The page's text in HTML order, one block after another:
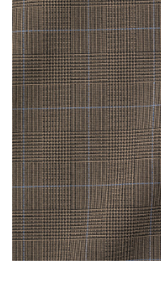
サイズ感 小さめ
ストレッチ感よく伸びる
厚さ とても薄い
丁度よい生地
生地の感じが、少し厚い
どよく、夏でもきれそう
るほどチェックもめだた
商品：L45レディース:
ス/ネイビー/XL
役に立った 0